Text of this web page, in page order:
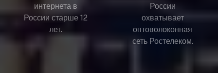
интернета в
России старше 12
лет.
России
охватывает
оптоволоконная
сеть Ростелеком.